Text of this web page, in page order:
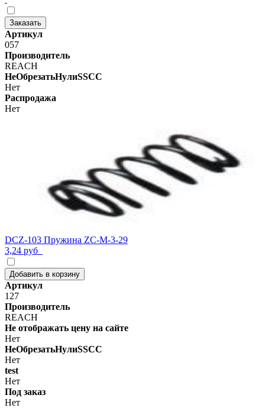
Заказать
Артикул
057
Производитель
REACH
НеОбрезатьНулиSSCC
Нет
Распродажа
Нет
DCZ-103 Пружина ZC-M-3-29
3,24 руб
Добавить в корзину
Артикул
127
Производитель
REACH
Не отображать цену на сайте
Нет
НеОбрезатьНулиSSCC
Нет
test
Нет
Под заказ
Нет